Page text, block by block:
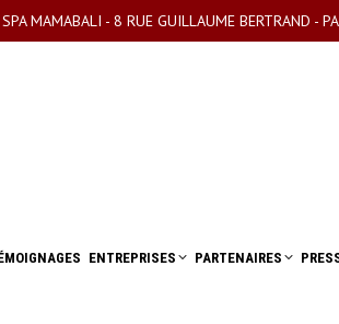
MAMABALI - 8 RUE GUILLAUME BERTRAND -
ENTREPRISES PARTENAIRES